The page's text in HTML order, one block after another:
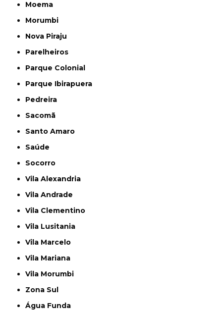
Moema
Morumbi
Nova Piraju
Parelheiros
Parque Colonial
Parque Ibirapuera
Pedreira
Sacomã
Santo Amaro
Saúde
Socorro
Vila Alexandria
Vila Andrade
Vila Clementino
Vila Lusitania
Vila Marcelo
Vila Mariana
Vila Morumbi
Zona Sul
Água Funda